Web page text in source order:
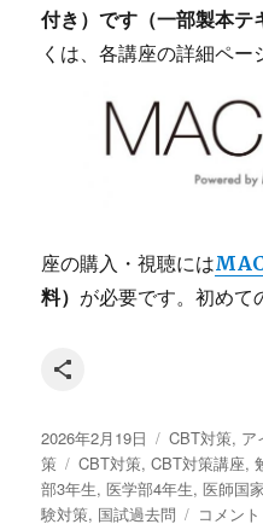
付き）です（一部製本テ
くは、各講座の詳細ペ
座の購入・視聴には
料） が必要です。初めて
Share Icon
投
稿
日:
2026年2月19日
カ
テ
ゴ
リ
CBT対策, ア
策
タ
グ
CBT対策,CBT対策講座,
部3年生,医学部4年生,医師国
験対策, 国試過去問
MAC
コメント